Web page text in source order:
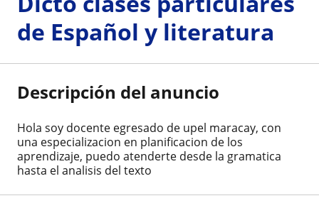
de Español y literatura
Descripción del anuncio
Hola soy docente egresado de upel maracay, con
una especializacion en planificacion de los
aprendizaje, puedo atenderte desde la gramatica
hasta el analisis del texto